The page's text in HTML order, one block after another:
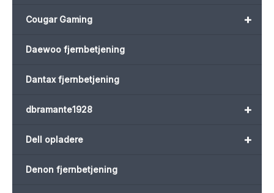
+
Cougar Gaming
Daewoo fjernbetjening
Dantax fjernbetjening
+
dbramante1928
+
Dell opladere
Denon fjernbetjening